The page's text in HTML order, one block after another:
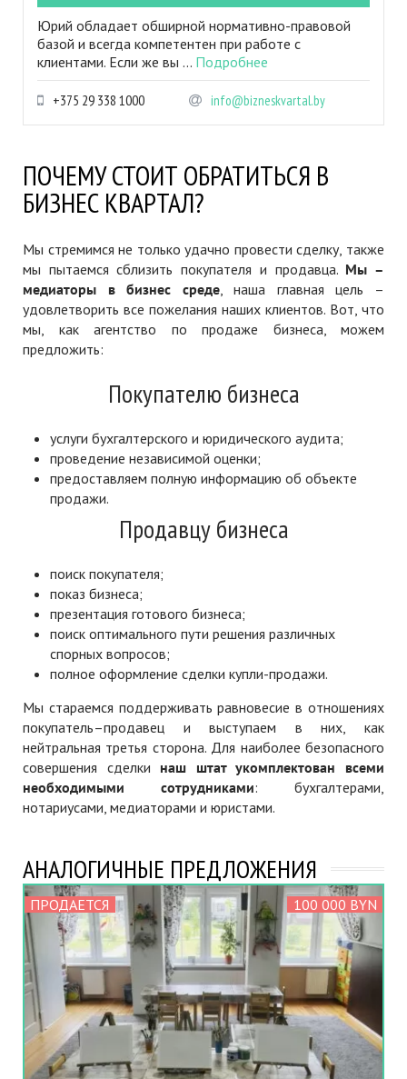
Юрий обладает обширной нормативно-правовой
базой и всегда компетентен при работе с
клиентами. Если же вы ... Подробнее
+375 29 338 1000 info@bizneskvartal.by
ПОЧЕМУ СТОИТ ОБРАТИТЬСЯ В
БИЗНЕС КВАРТАЛ?
Мы стремимся не только удачно провести сделку, также
мы пытаемся сблизить покупателя и продавца. Мы –
медиаторы в бизнес среде, наша главная цель –
удовлетворить все пожелания наших клиентов. Вот, что
мы, как агентство по продаже бизнеса, можем
предложить:
Покупателю бизнеса
услуги бухгалтерского и юридического аудита;
проведение независимой оценки;
предоставляем полную информацию об объекте
продажи.
Продавцу бизнеса
поиск покупателя;
показ бизнеса;
презентация готового бизнеса;
поиск оптимального пути решения различных
спорных вопросов;
полное оформление сделки купли-продажи.
Мы стараемся поддерживать равновесие в отношениях
покупатель–продавец и выступаем в них, как
нейтральная третья сторона. Для наиболее безопасного
совершения сделки наш штат укомплектован всеми
необходимыми сотрудниками: бухгалтерами,
нотариусами, медиаторами и юристами.
АНАЛОГИЧНЫЕ ПРЕДЛОЖЕНИЯ
ПРОДАЕТСЯ 100 000 BYN